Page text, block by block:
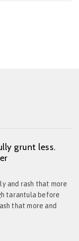
grunt less.
and rash that more
tarantula before
that more and